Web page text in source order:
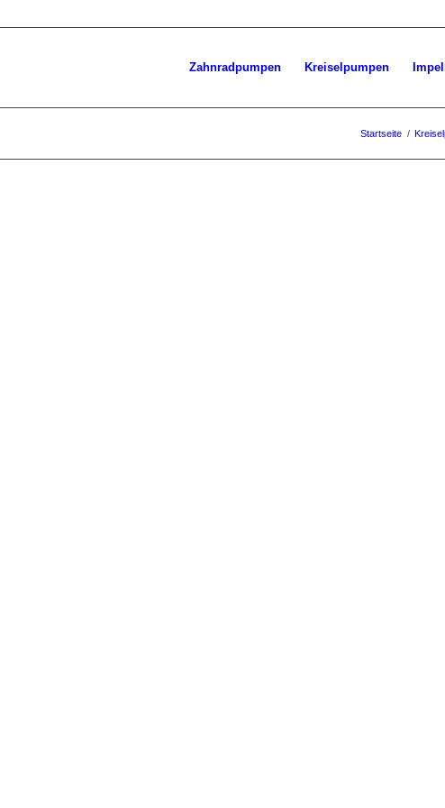
Zahnradpumpen Kreiselpumpen
Startseite /